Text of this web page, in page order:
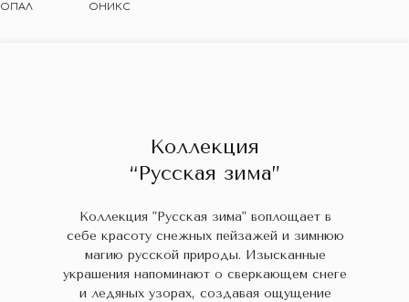
ОНИКС
ОПАЛ
Коллекция
“Русская зима”
Коллекция "Русская зима" воплощает в
себе красоту снежных пейзажей и зимнюю
магию русской природы. Изысканные
украшения напоминают о сверкающем снеге
и ледяных узорах, создавая ощущение